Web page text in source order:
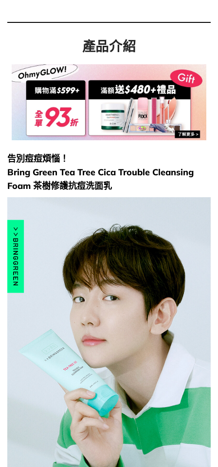
產品介紹
告別痘痘煩惱！
Bring Green Tea Tree Cica Trouble Cleansing
Foam 茶樹修護抗痘洗面乳